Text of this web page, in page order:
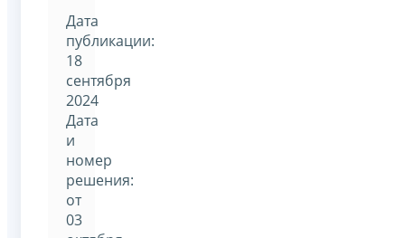
Дата
публикации:
18
сентября
2024
Дата
и
номер
решения:
от
03